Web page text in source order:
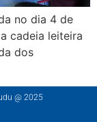
no dia 4 de
cadeia leiteira
dos
@ 2025